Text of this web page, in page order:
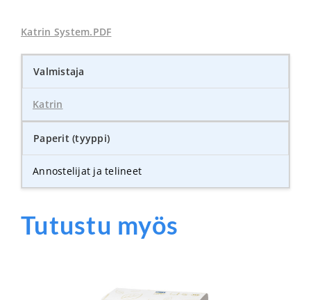
Katrin System.PDF
Valmistaja
Katrin
Paperit (tyyppi)
Annostelijat ja telineet
Tutustu myös